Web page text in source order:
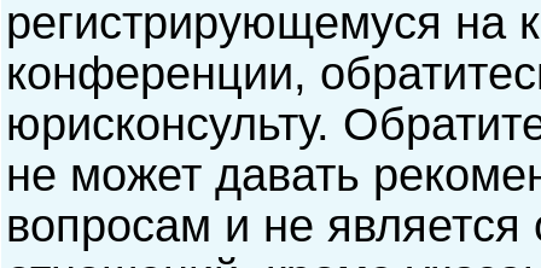
регистрирующемуся на
конференции,
юрисконсульту.
не может давать
вопросам и не